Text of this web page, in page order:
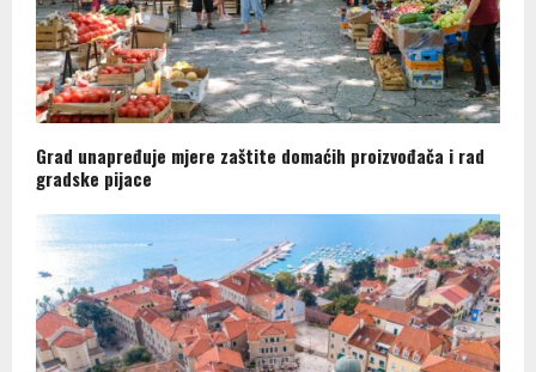
Grad unapređuje mjere zaštite domaćih proizvođača i rad
gradske pijace